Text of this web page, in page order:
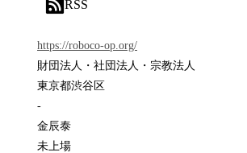
RSS
https://roboco-op.org/
財団法人・社団法人・宗教法人
東京都渋谷区
-
金辰泰
未上場